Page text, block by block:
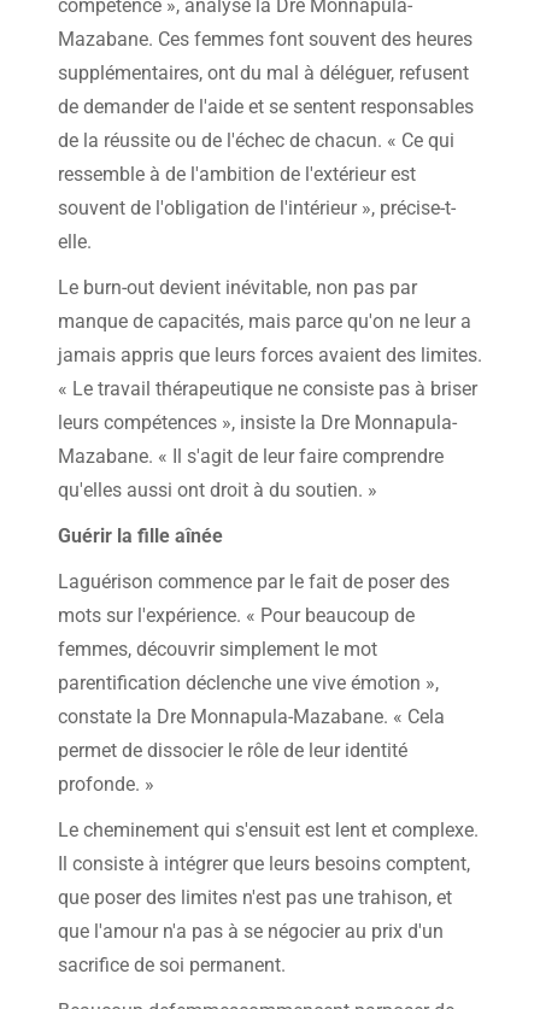
compétence », analyse la Dre Monnapula-
Mazabane. Ces femmes font souvent des heures
supplémentaires, ont du mal à déléguer, refusent
de demander de l'aide et se sentent responsables
de la réussite ou de l'échec de chacun. « Ce qui
ressemble à de l'ambition de l'extérieur est
souvent de l'obligation de l'intérieur », précise-t-
elle.
Le burn-out devient inévitable, non pas par
manque de capacités, mais parce qu'on ne leur a
jamais appris que leurs forces avaient des limites.
« Le travail thérapeutique ne consiste pas à briser
leurs compétences », insiste la Dre Monnapula-
Mazabane. « Il s'agit de leur faire comprendre
qu'elles aussi ont droit à du soutien. »
Guérir la fille aînée
Laguérison commence par le fait de poser des
mots sur l'expérience. « Pour beaucoup de
femmes, découvrir simplement le mot
parentification déclenche une vive émotion »,
constate la Dre Monnapula-Mazabane. « Cela
permet de dissocier le rôle de leur identité
profonde. »
Le cheminement qui s'ensuit est lent et complexe.
Il consiste à intégrer que leurs besoins comptent,
que poser des limites n'est pas une trahison, et
que l'amour n'a pas à se négocier au prix d'un
sacrifice de soi permanent.